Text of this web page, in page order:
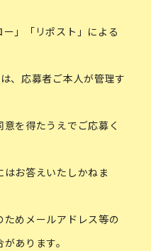
」「リポスト」による
、応募者ご本人が管理す
を得たうえでご応募く
お答えいたしかねま
めメールアドレス等の
あります。